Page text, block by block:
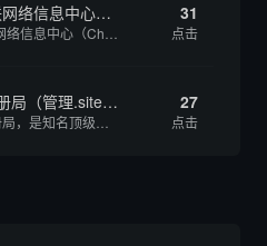
中国互联网络信息中心（CNNIC） 31
点击
Radix注册局（管理.site、.online等顶级域名） 27
点击